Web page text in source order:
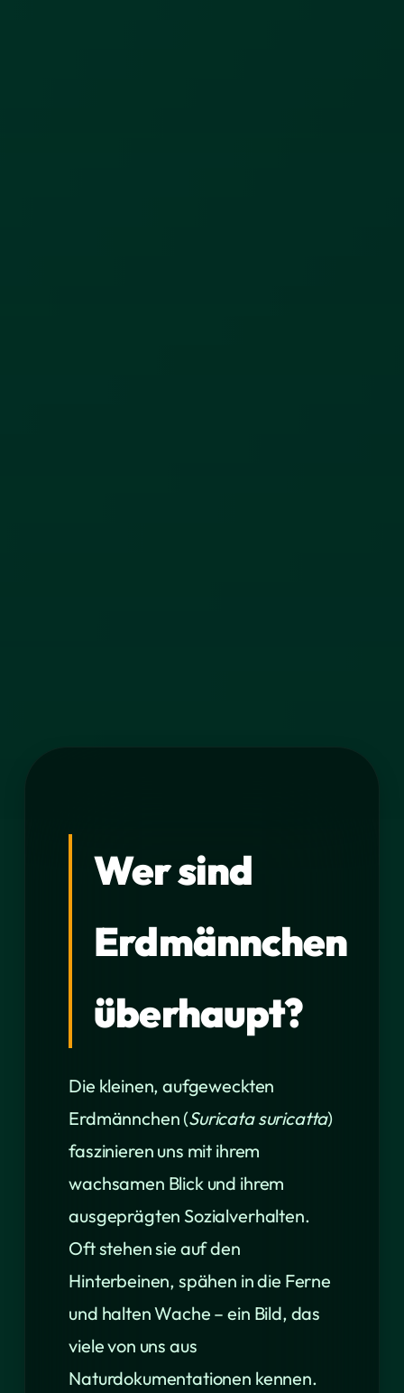
Wer sind
Erdmännchen
überhaupt?
Die kleinen, aufgeweckten
Erdmännchen (Suricata suricatta)
faszinieren uns mit ihrem
wachsamen Blick und ihrem
ausgeprägten Sozialverhalten.
Oft stehen sie auf den
Hinterbeinen, spähen in die Ferne
und halten Wache – ein Bild, das
viele von uns aus
Naturdokumentationen kennen.